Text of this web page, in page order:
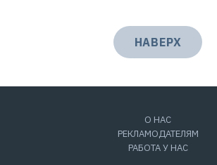
НАВЕРХ
О НАС
РЕКЛАМОДАТЕЛЯМ
РАБОТА У НАС